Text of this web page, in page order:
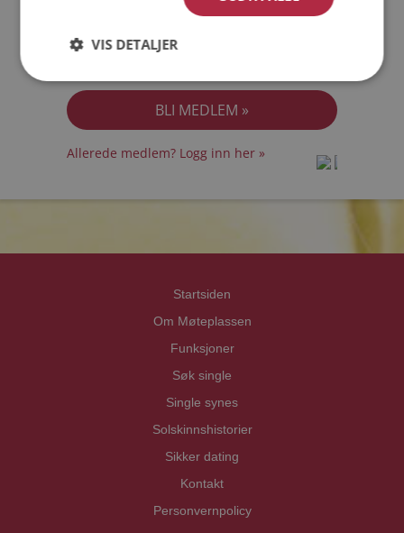
Jeg akseptererMedlemsvilkårene
Allerede medlem? Logg inn her »
Startsiden
Om Møteplassen
Funksjoner
Søk single
Single synes
Solskinnshistorier
Sikker dating
Kontakt
Personvernpolicy
VIS DETALJER